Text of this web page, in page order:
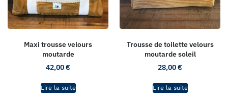
Maxi trousse velours
moutarde
42,00€
Lire la suite
Trousse de toilette velours
moutarde soleil
28,00€
Lire la suite